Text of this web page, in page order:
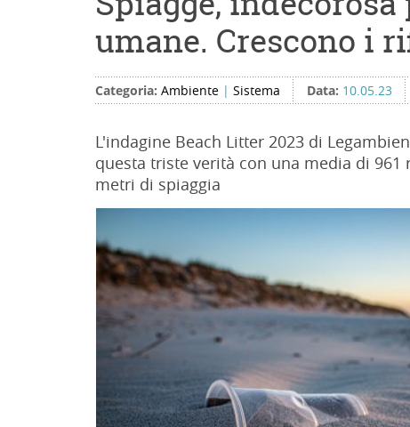
umane. Crescono i
Categoria: Ambiente | Sistema Data: 10.05.23
L'indagine Beach Litter 2023 di
questa triste verità con una media di 961
metri di spiaggia